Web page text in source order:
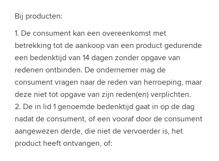
Bij producten:
1. De consument kan een overeenkomst met
betrekking tot de aankoop van een product gedurende
een bedenktijd van 14 dagen zonder opgave van
redenen ontbinden. De ondernemer mag de
consument vragen naar de reden van herroeping, maar
deze niet tot opgave van zijn reden(en) verplichten.
2. De in lid 1 genoemde bedenktijd gaat in op de dag
nadat de consument, of een vooraf door de consument
aangewezen derde, die niet de vervoerder is, het
product heeft ontvangen, of: